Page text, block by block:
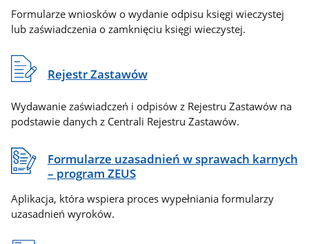
Formularze wniosków o wydanie odpisu księgi wieczystej
lub zaświadczenia o zamknięciu księgi wieczystej.
Rejestr Zastawów
Wydawanie zaświadczeń i odpisów z Rejestru Zastawów na
podstawie danych z Centrali Rejestru Zastawów.
Formularze uzasadnień w sprawach karnych
– program ZEUS
Aplikacja, która wspiera proces wypełniania formularzy
uzasadnień wyroków.